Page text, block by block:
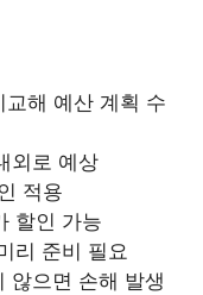
해 예산 계획 수
외로 예상
적용
할인 가능
리 준비 필요
않으면 손해 발생